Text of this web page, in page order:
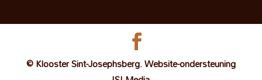
© Klooster Sint-Josephsberg. Website-ondersteuning